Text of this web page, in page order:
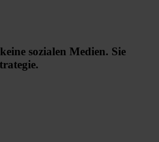
sozialen Medien. Sie